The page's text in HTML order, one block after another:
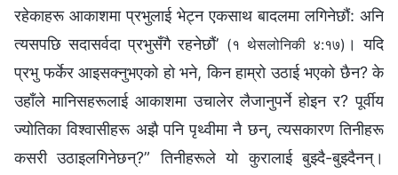
रहेकाहरू आकाशमा प्रभुलाई भेट्न एकसाथ बादलमा लगिनेछौं: अनि
त्यसपछि सदासर्वदा प्रभुसँगै रहनेछौं’ (१ थेसलोनिकी ४:१७) । यदि
प्रभु फर्केर आइसक्‍नुभएको हो भने, किन हाम्रो उठाई भएको छैन? के
उहाँले मानिसहरूलाई आकाशमा उचालेर लैजानुपर्ने होइन र? पूर्वीय
ज्योतिका विश्‍वासीहरू अझै पनि पृथ्वीमा नै छन्, त्यसकारण तिनीहरू
कसरी उठाइलगिनेछन्?” तिनीहरूले यो कुरालाई बुझ्दै-बुझ्दैनन्।